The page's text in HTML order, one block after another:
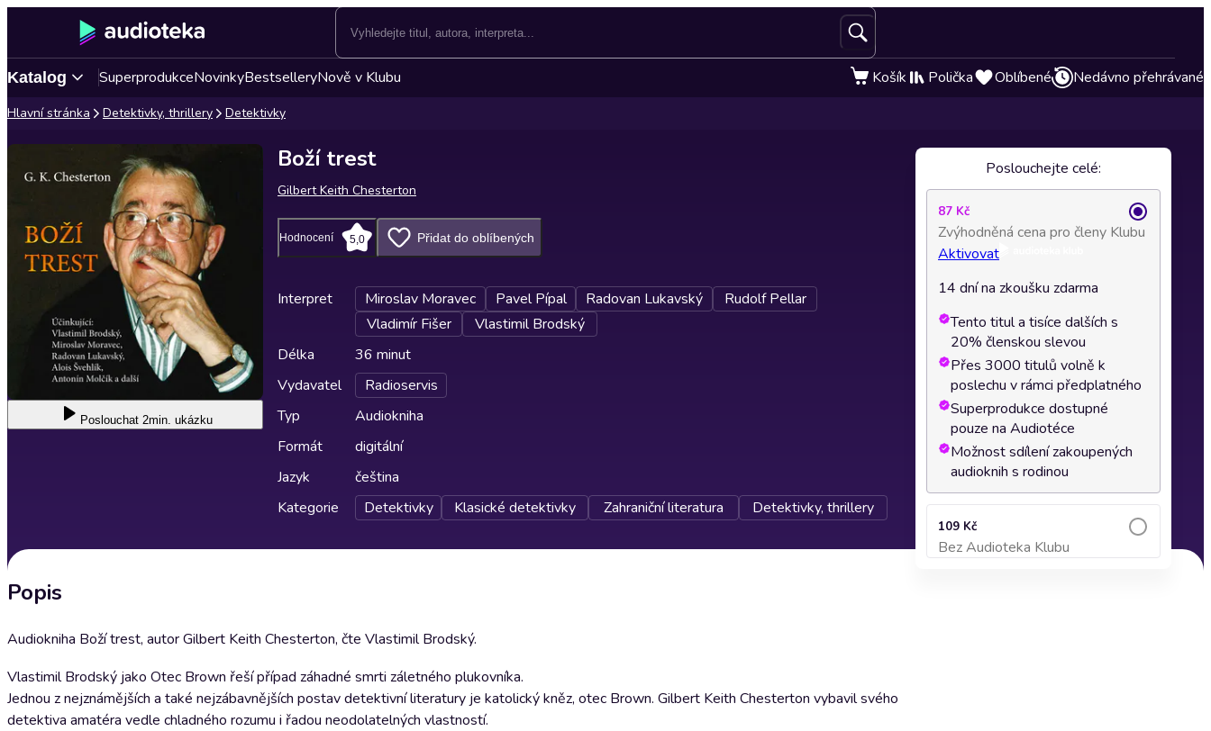
Katalog SuperprodukceNovinkyBestselleryNově v Klubu Košík Polička Oblíbené Nedávno přehrávané
Hlavní stránka Detektivky, thrillery Detektivky
Poslouchat 2min. ukázku
Boží trest
Gilbert Keith Chesterton
Hodnocení 5,0 Přidat do oblíbených
Interpret Miroslav Moravec Pavel Pípal Radovan Lukavský
Rudolf Pellar
Vladimír Fišer
Vlastimil Brodský
Délka
36 minut
Vydavatel
Radioservis
Typ
Audiokniha
Formát
digitální
Jazyk
čeština
Kategorie
Detektivky Klasické detektivky Zahraniční literatura Detektivky, thrillery
Popis
Audiokniha Boží trest, autor Gilbert Keith Chesterton, čte Vlastimil Brodský.
Vlastimil Brodský jako Otec Brown řeší případ záhadné smrti záletného plukovníka.
Jednou z nejznámějších a také nejzábavnějších postav detektivní literatury je katolický kněz, otec Brown. Gilbert Keith Chesterton vybavil svého
detektiva amatéra vedle chladného rozumu i řadou neodolatelných vlastností.
Poslouchejte celé:
87 Kč
Zvýhodněná cena pro členy Klubu
Aktivovat
14 dní na zkoušku zdarma
Tento titul a tisíce dalších s
20% členskou slevou
Přes 3000 titulů volně k
poslechu v rámci předplatného
Superprodukce dostupné
pouze na Audiotéce
Možnost sdílení zakoupených
audioknih s rodinou
109 Kč
Bez Audioteka Klubu
Přidat do košíku